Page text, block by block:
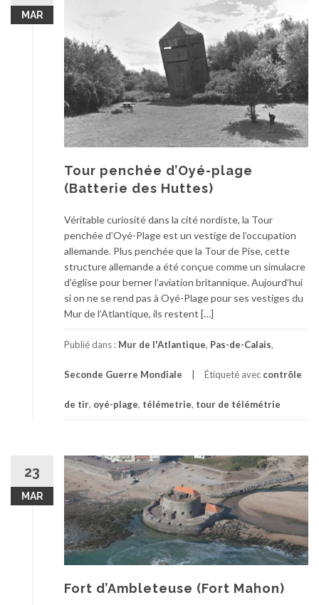
MAR
Tour penchée d’Oyé-plage
(Batterie des Huttes)
Véritable curiosité dans la cité nordiste, la Tour
penchée d’Oyé-Plage est un vestige de l’occupation
allemande. Plus penchée que la Tour de Pise, cette
structure allemande a été conçue comme un simulacre
d’église pour berner l’aviation britannique. Aujourd’hui
si on ne se rend pas à Oyé-Plage pour ses vestiges du
Mur de l’Atlantique, ils restent […]
Publié dans : Mur de l'Atlantique, Pas-de-Calais,
Seconde Guerre Mondiale Étiqueté avec contrôle
de tir, oyé-plage, télémetrie, tour de télémétrie
23
MAR
Fort d’Ambleteuse (Fort Mahon)